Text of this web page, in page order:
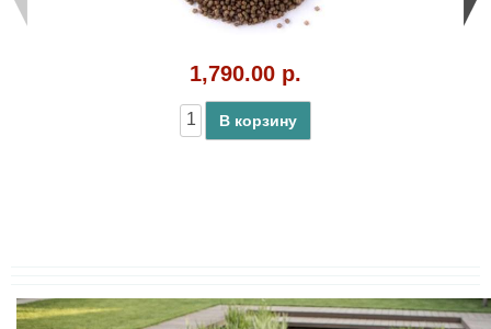
1,790.00 р.
В корзину